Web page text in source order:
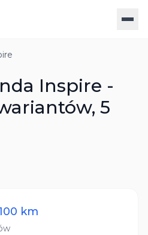
Inspire -
5
km